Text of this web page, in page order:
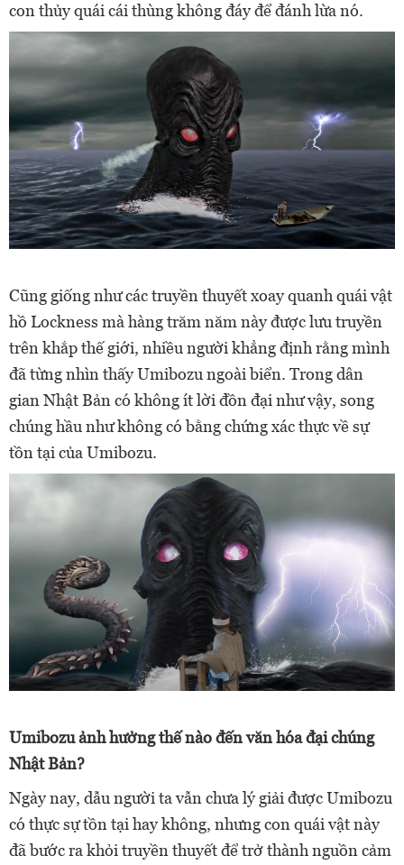
con thủy quái cái thùng không đáy để đánh lừa nó.
Cũng giống như các truyền thuyết xoay quanh quái vật
hồ Lockness mà hàng trăm năm này được lưu truyền
trên khắp thế giới, nhiều người khẳng định rằng mình
đã từng nhìn thấy Umibozu ngoài biển. Trong dân
gian Nhật Bản có không ít lời đồn đại như vậy, song
chúng hầu như không có bằng chứng xác thực về sự
tồn tại của Umibozu.
Umibozu ảnh hưởng thế nào đến văn hóa đại chúng
Nhật Bản?
Ngày nay, dẫu người tavẫn chưa lý giải được Umibozu
có thực sự tồn tại hay không, nhưng con quái vật này
đã bước ra khỏi truyền thuyết để trở thành nguồn cảm